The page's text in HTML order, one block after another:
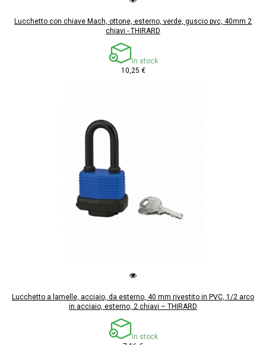
Lucchetto con chiave Mach, ottone, esterno, verde, guscio pvc, 40mm 2
chiavi - THIRARD
In stock
10,25 €
Lucchetto a lamelle, acciaio, da esterno, 40 mm rivestito in PVC, 1/2 arco
in acciaio, esterno, 2 chiavi – THIRARD
In stock